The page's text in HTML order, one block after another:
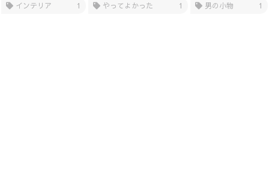
インテリア
1 やってよかった 1 男の小物 1